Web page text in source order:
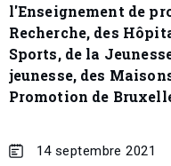
l'Enseignement de
Recherche, des
Sports, de la
jeunesse, des
Promotion de
14 septembre 2021